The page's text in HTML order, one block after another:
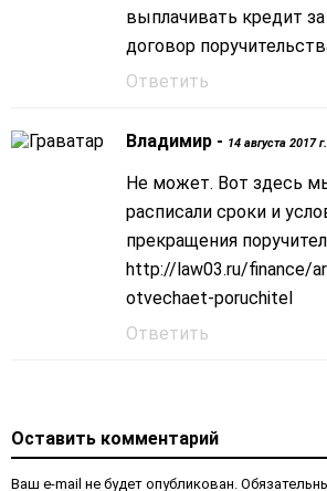
выплачивать кредит
договор
Ответить
Владимир - 14 августа 2017 г.
Не может. Вот здесь
расписали сроки и
прекращения
http://law03.ru/finance/
otvechaet-poruchitel
Ответить
Оставить комментарий
Ваш e-mail не будет опубликован.